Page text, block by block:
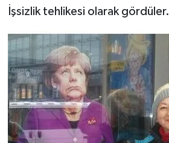
İşsizlik tehlikesi olarak gördüler.